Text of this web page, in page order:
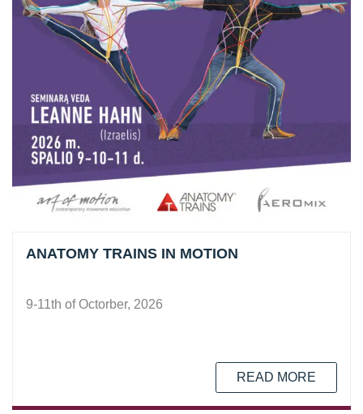
ANATOMY TRAINS IN MOTION
9-11th of Octorber, 2026
READ MORE